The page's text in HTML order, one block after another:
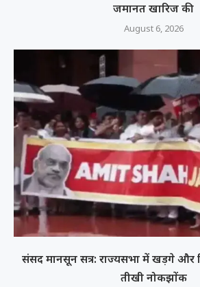
जमानत खारिज की
August 6, 2026
संसद मानसून सत्र: राज्यसभा में खड़गे और
तीखी नोकझोंक